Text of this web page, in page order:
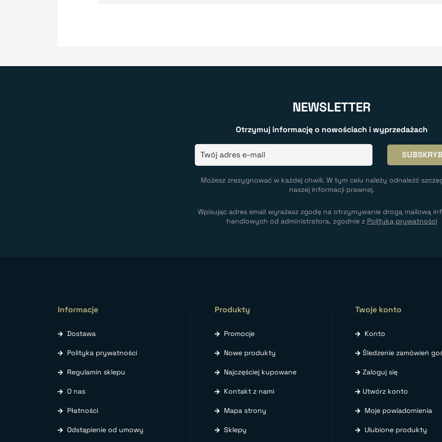
NEWSLETTER
Otrzymuj informację o nowościach i wyprzedażach
Możesz zrezygnować w każdej chwili. W tym celu należy odnaleźć
naszej informacji prawnej.
Wpisując adres email wyrażasz zgodę na otrzymywanie drogą mailową
handlowych od administratora, zgodnie z Polityką prywatności
Informacje
Dostawa
Polityka prywatności
Regulamin sklepu
O nas
Płatności
Odstąpienie od umowy
Produkty
Promocje
Nowe produkty
Najczęściej kupowane
Kontakt z nami
Mapa strony
Sklepy
Twoje konto
Konto
Śledzenie zamówień
Zaloguj się
Utwórz konto
Moje powiadomienia
Ulubione produkty